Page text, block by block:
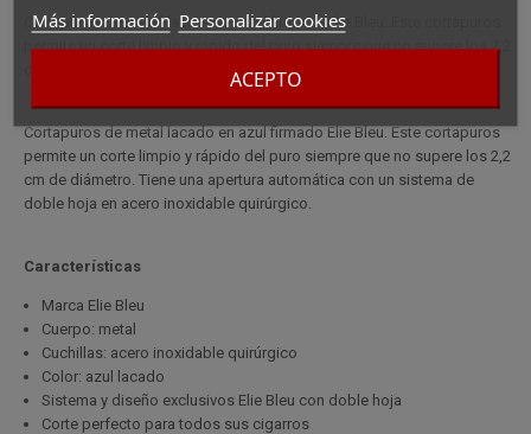
Más información Personalizar cookies
ACEPTO
Cortapuros de metal lacado en azul firmado Elie Bleu. Este cortapuros
permite un corte limpio y rápido del puro siempre que no supere los 2,2
Cortapuros de metal lacado en azul firmado Elie Bleu. Este cortapuros
permite un corte limpio y rápido del puro siempre que no supere los 2,2
cm de diámetro. Tiene una apertura automática con un sistema de
doble hoja en acero inoxidable quirúrgico.
Características
Marca Elie Bleu
Cuerpo: metal
Cuchillas: acero inoxidable quirúrgico
Color: azul lacado
Sistema y diseño exclusivos Elie Bleu con doble hoja
Corte perfecto para todos sus cigarros